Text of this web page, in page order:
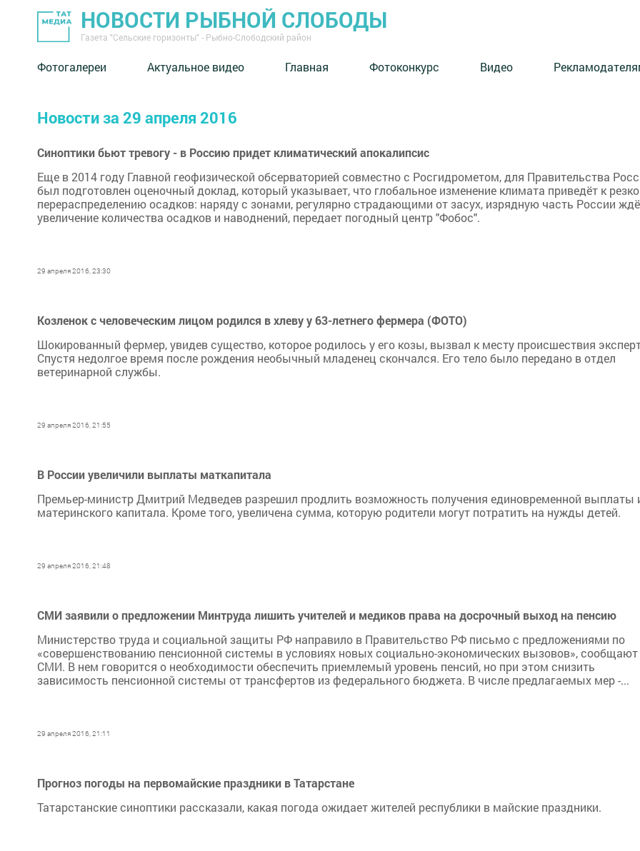
НОВОСТИ РЫБНОЙ СЛОБОДЫ
Газета "Сельские горизонты" - Рыбно-Слободский район
Фотогалереи Актуальное видео Главная Фотоконкурс Видео
Новости за 29 апреля 2016
Синоптики бьют тревогу - в Россию придет климатический апокалипсис
Еще в 2014 году Главной геофизической обсерваторией совместно с Росгидрометом, для Правительства
был подготовлен оценочный доклад, который указывает, что глобальное изменение климата приведёт к
перераспределению осадков: наряду с зонами, регулярно страдающими от засух, изрядную часть России
увеличение количества осадков и наводнений, передает погодный центр "Фобос".
29 апреля 2016, 23:30
Козленок с человеческим лицом родился в хлеву у 63-летнего фермера (ФОТО)
Шокированный фермер, увидев существо, которое родилось у его козы, вызвал к месту происшествия
Спустя недолгое время после рождения необычный младенец скончался. Его тело было передано в отдел
ветеринарной службы.
29 апреля 2016, 21:55
В России увеличили выплаты маткапитала
Премьер-министр Дмитрий Медведев разрешил продлить возможность получения единовременной выплаты
материнского капитала. Кроме того, увеличена сумма, которую родители могут потратить на нужды детей.
29 апреля 2016, 21:48
СМИ заявили о предложении Минтруда лишить учителей и медиков права на досрочный выход на пенсию
Министерство труда и социальной защиты РФ направило в Правительство РФ письмо с предложениями по
«совершенствованию пенсионной системы в условиях новых социально-экономических вызовов», сообщают
СМИ. В нем говорится о необходимости обеспечить приемлемый уровень пенсий, но при этом снизить
зависимость пенсионной системы от трансфертов из федерального бюджета. В числе предлагаемых мер -...
29 апреля 2016, 21:11
Прогноз погоды на первомайские праздники в Татарстане
Татарстанские синоптики рассказали, какая погода ожидает жителей республики в майские праздники.